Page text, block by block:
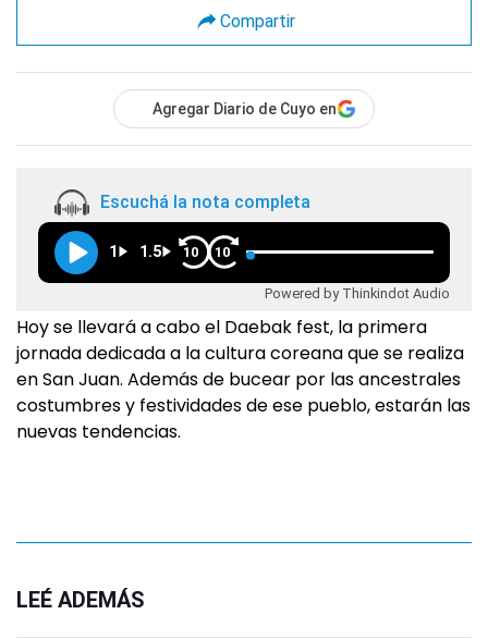
Compartir
Agregar Diario de Cuyo en
Escuchá la nota completa
1 1.5 10 10
Powered by Thinkindot Audio
Hoy se llevará a cabo el Daebak fest, la primera
jornada dedicada a la cultura coreana que se realiza
en San Juan. Además de bucear por las ancestrales
costumbres y festividades de ese pueblo, estarán las
nuevas tendencias.
LEÉ ADEMÁS